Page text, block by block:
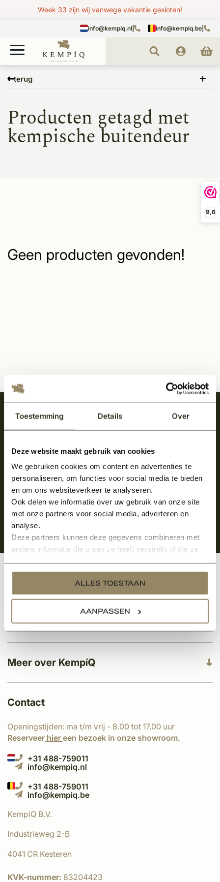
Toestemming Details Over
Deze website maakt gebruik van cookies
We gebruiken cookies om content en advertenties te
personaliseren, om functies voor social media te bieden
en om ons websiteverkeer te analyseren.
Ook delen we informatie over uw gebruik van onze site
met onze partners voor social media, adverteren en
analyse.
Deze partners kunnen deze gegevens combineren met
andere informatie die u aan ze heeft verstrekt of die ze
services.
ALLES TOESTAAN
AANPASSEN
9,6
Week 33 zijn wij vanwege vakantie gesloten!
info@kempiq.nl info@kempiq.be
terug
kempische buitendeur
Producten getagd met
kempische buitendeur
Geen producten gevonden!
Meld je aan en ontvang het laatste nieuws
over onze kempische bouwstijl!
Aanmelden voor de nieuwsbrief
Meer over KempíQ
Klantenservice
Categorieën
Contact
Openingstijden: ma t/m vrij - 8.00 tot 17.00 uur
Reserveer hier een bezoek in onze showroom.
+31 488-759011
info@kempiq.nl
+31 488-759011
info@kempiq.be
KempíQ B.V.
Industrieweg 2-B
4041 CR Kesteren
KVK-nummer: 83204423